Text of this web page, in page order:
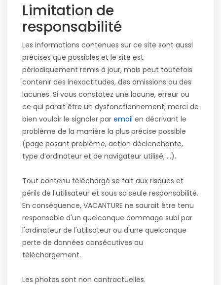
Limitation de
responsabilité
Les informations contenues sur ce site sont aussi
précises que possibles et le site est
périodiquement remis à jour, mais peut toutefois
contenir des inexactitudes, des omissions ou des
lacunes. Si vous constatez une lacune, erreur ou
ce qui parait être un dysfonctionnement, merci de
bien vouloir le signaler par email en décrivant le
problème de la manière la plus précise possible
(page posant problème, action déclenchante,
type d’ordinateur et de navigateur utilisé, …).
Tout contenu téléchargé se fait aux risques et
périls de l'utilisateur et sous sa seule responsabilité.
En conséquence, VACANTURE ne saurait être tenu
responsable d'un quelconque dommage subi par
l'ordinateur de l'utilisateur ou d'une quelconque
perte de données consécutives au
téléchargement.
Les photos sont non contractuelles.